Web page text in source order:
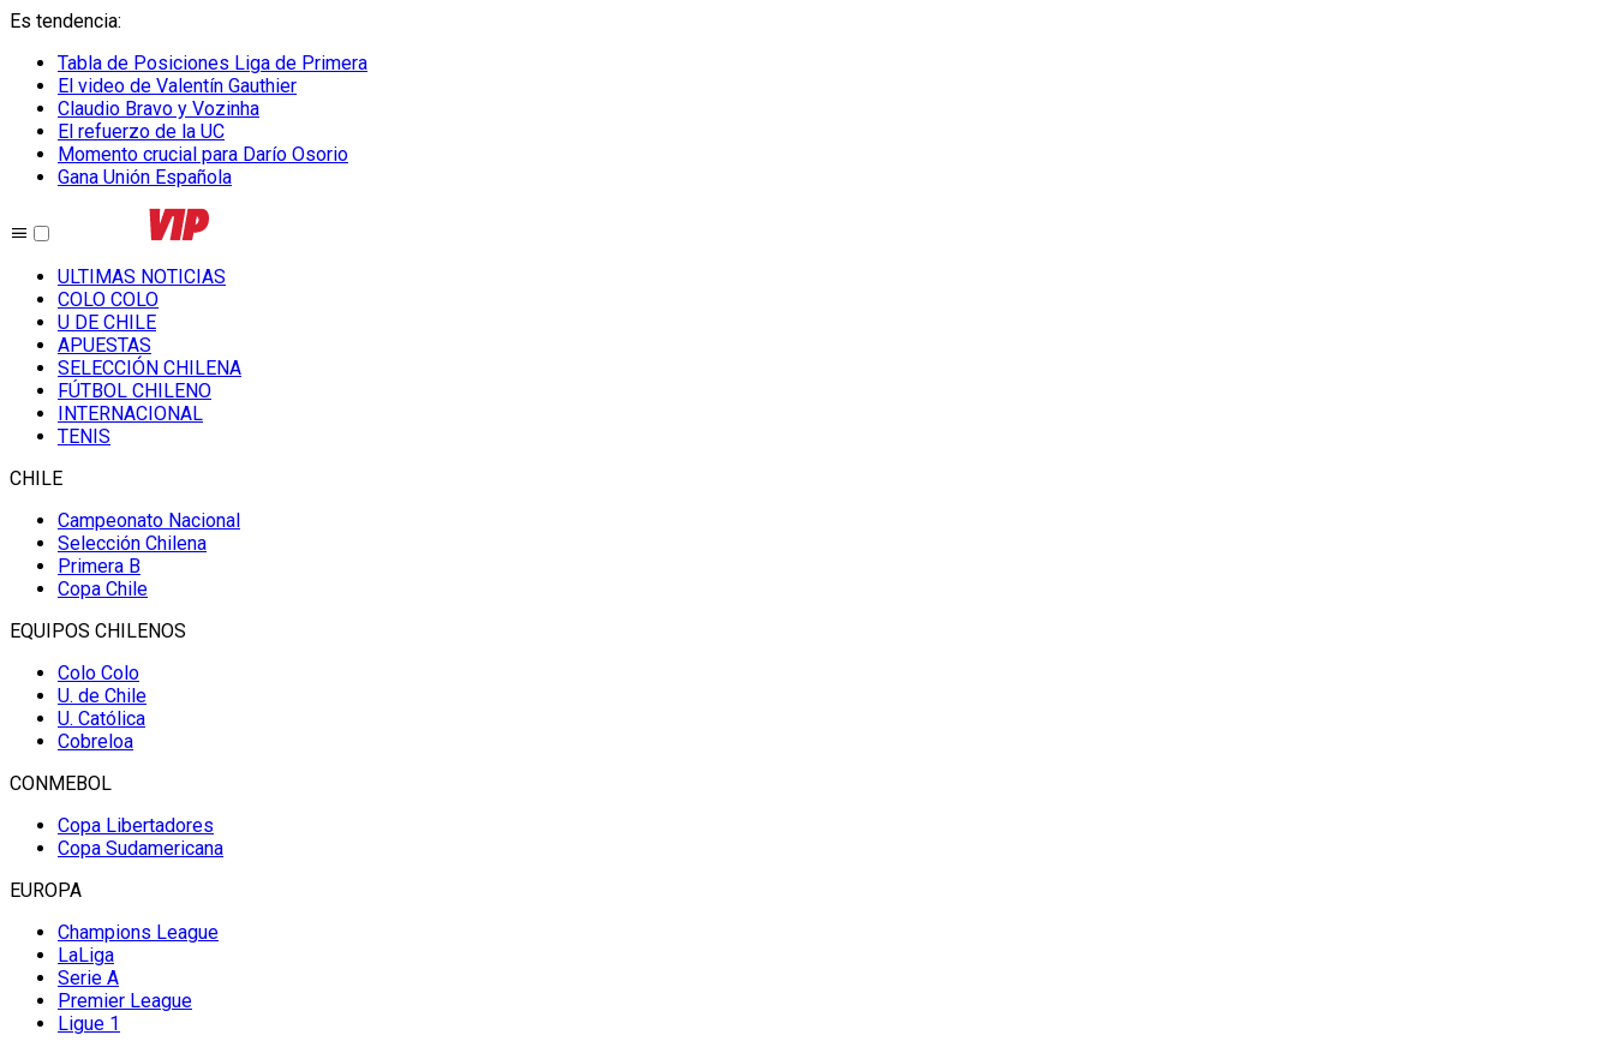
Es tendencia:
Tabla de Posiciones Liga de Primera
El video de Valentín Gauthier
Claudio Bravo y Vozinha
El refuerzo de la UC
Momento crucial para Darío Osorio
Gana Unión Española
ULTIMAS NOTICIAS
COLO COLO
U DE CHILE
APUESTAS
SELECCIÓN CHILENA
FÚTBOL CHILENO
INTERNACIONAL
TENIS
CHILE
Campeonato Nacional
Selección Chilena
Primera B
Copa Chile
EQUIPOS CHILENOS
Colo Colo
U. de Chile
U. Católica
Cobreloa
CONMEBOL
Copa Libertadores
Copa Sudamericana
EUROPA
Champions League
LaLiga
Serie A
Premier League
Ligue 1